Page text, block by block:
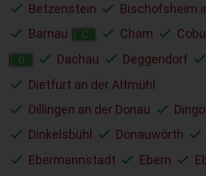
Betzenstein
Bischofsheim
Bärnau
C Cham
D Dachau Deggendorf
Dietfurt an der Altmühl
Dillingen an der Donau
Dinkelsbühl
Donauwörth
Ebermannstadt Ebern